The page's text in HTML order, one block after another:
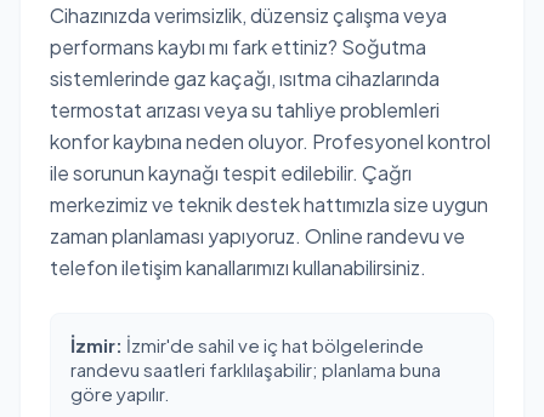
Cihazınızda verimsizlik, düzensiz çalışma veya
performans kaybı mı fark ettiniz? Soğutma
sistemlerinde gaz kaçağı, ısıtma cihazlarında
termostat arızası veya su tahliye problemleri
konfor kaybına neden oluyor. Profesyonel kontrol
ile sorunun kaynağı tespit edilebilir. Çağrı
merkezimiz ve teknik destek hattımızla size uygun
zaman planlaması yapıyoruz. Online randevu ve
telefon iletişim kanallarımızı kullanabilirsiniz.
İzmir: İzmir'de sahil ve iç hat bölgelerinde
randevu saatleri farklılaşabilir; planlama buna
göre yapılır.